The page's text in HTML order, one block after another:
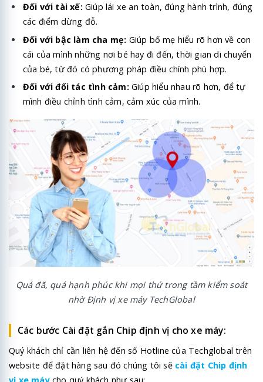
Đối với tài xế:Giúp lái xe an toàn, đúng hành trình, đúng
các điểm dừng đỗ.
Đối với bậc làm cha mẹ: Giúp bố mẹ hiểu rõ hơn về con
cái của mình những nơi bé hay đi đến, thời gian di chuyển
của bé, từ đó có phương pháp điều chính phù hợp.
Đối với đối tác tình cảm:Giúp hiểu nhau rõ hơn, để tự
mình điều chỉnh tình cảm, cảm xúc của mình.
Quá đã, quá hạnh phúc khi mọi thứ trong tầm kiểm soát
nhờ Định vị xe máy TechGlobal
Các bước Cài đặt gắn Chip định vị cho xe máy:
Quý khách chỉ cần liên hệ đến số Hotline của Techglobal trên
website để đặt hàng sau đó chúng tôi sẽ cài đặt Chip định